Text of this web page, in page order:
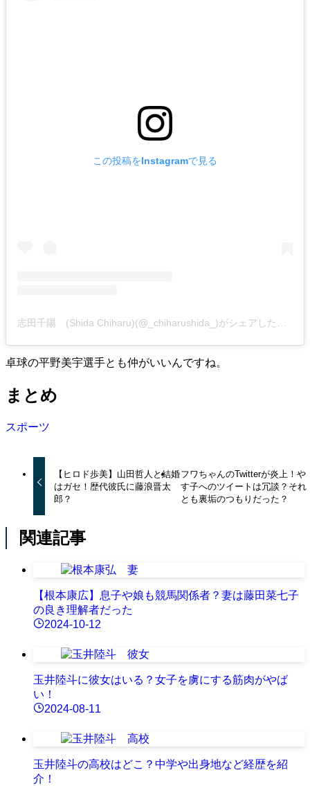
この投稿をInstagramで見る
志田千陽 (Shida Chiharu)(@_chiharushida_)がシェアした投稿
卓球の平野美宇選手とも仲がいいんですね。
まとめ
スポーツ
【ヒロド歩美】山田哲人と結婚
はガセ！歴代彼氏に藤浪晋太
郎？
フワちゃんのTwitterが炎上！や
す子へのツイートは冗談？それ
とも裏垢のつもりだった？
関連記事
【根本康広】息子や娘も競馬関係者？妻は藤田菜七子
の良き理解者だった
2024-10-12
玉井陸斗に彼女はいる？女子を虜にする筋肉がやば
い！
2024-08-11
玉井陸斗の高校はどこ？中学や出身地など経歴を紹
介！